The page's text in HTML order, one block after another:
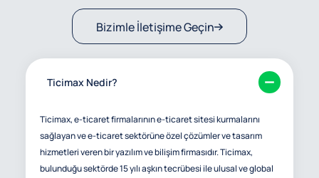
Bizimle İletişime Geçin
Ticimax Nedir?
Ticimax, e-ticaret firmalarının e-ticaret sitesi kurmalarını
sağlayan ve e-ticaret sektörüne özel çözümler ve tasarım
hizmetleri veren bir yazılım ve bilişim firmasıdır. Ticimax,
bulunduğu sektörde 15 yılı aşkın tecrübesi ile ulusal ve global